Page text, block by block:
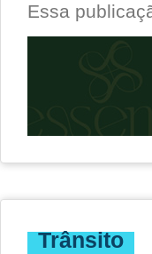
Essa
Trânsito